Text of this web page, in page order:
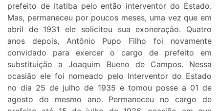
prefeito de Itatiba pelo então interventor do Estado.
Mas, permaneceu por poucos meses, uma vez que em
abril de 1931 ele solicitou sua exoneração. Quatro
anos depois, Antônio Pupo Filho foi novamente
convidado para exercer o cargo de prefeito em
substituição a Joaquim Bueno de Campos. Nessa
ocasião ele foi nomeado pelo Interventor do Estado
no dia 25 de julho de 1935 e tomou posse a 01 de
agosto do mesmo ano. Permaneceu no cargo de